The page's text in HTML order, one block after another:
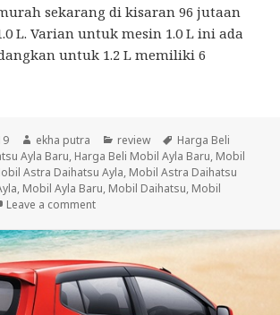
sekarang di kisaran 96 jutaan
L. Varian untuk mesin 1.0 L ini ada
untuk 1.2 L memiliki 6
Author
ekha putra Categories
review Tags
Harga Beli
Ayla Baru, Harga Beli Mobil Ayla Baru, Mobil
Astra Daihatsu Ayla, Mobil Astra Daihatsu
, Mobil Ayla Baru, Mobil Daihatsu, Mobil
Leave a comment